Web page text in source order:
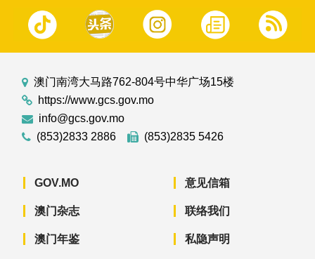
澳门南湾大马路762-804号中华广场15楼
https://www.gcs.gov.mo
info@gcs.gov.mo
(853)2833 2886
(853)2835 5426
GOV.MO
澳门杂志
澳门年鉴
意见信箱
联络我们
私隐声明